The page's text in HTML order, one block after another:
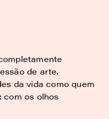
de arte.
da vida como quem
com os olhos